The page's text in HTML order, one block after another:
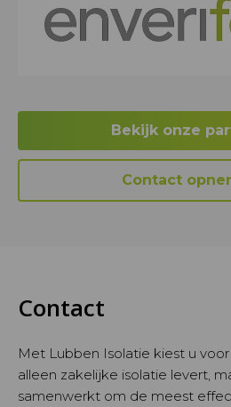
Bekijk onze
Contact
Contact
Met Lubben Isolatie kiest u
alleen zakelijke isolatie levert,
samenwerkt om de meest